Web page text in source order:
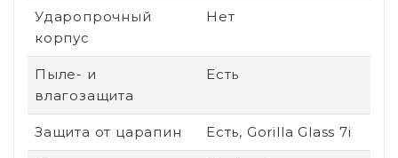
Ударопрочный
корпус
Нет
Пыле- и
влагозащита
Есть
Защита от царапин Есть, Gorilla Glass 7i